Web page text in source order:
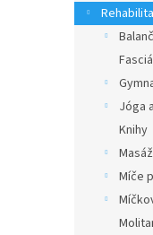
Jóga
Knihy
Míče